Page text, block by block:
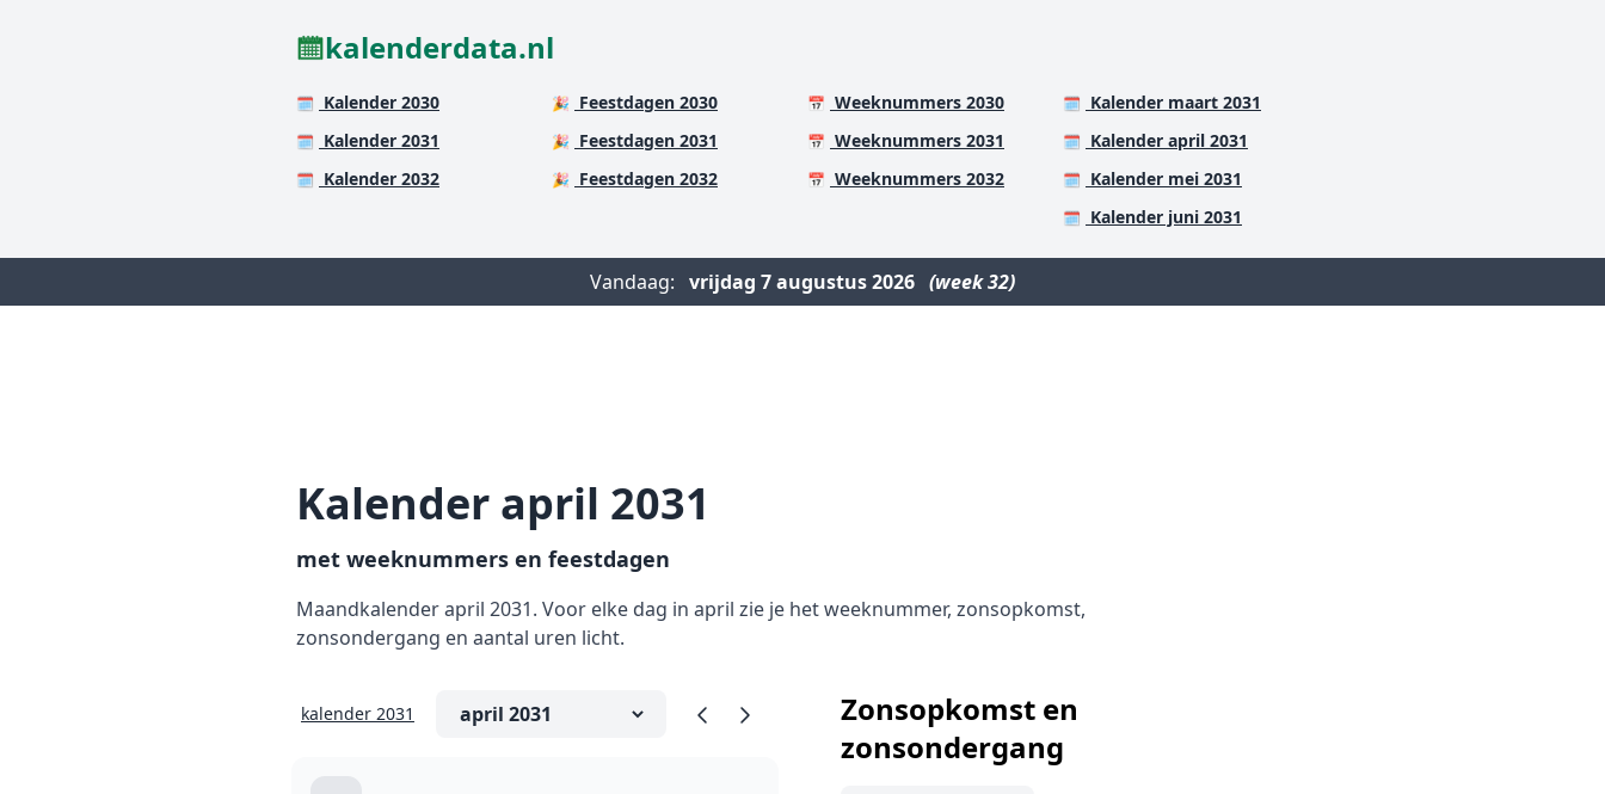
kalenderdata.nl
🗓️ Kalender 2030
🗓️ Kalender 2031
🗓️ Kalender 2032
🎉 Feestdagen 2030
🎉 Feestdagen 2031
🎉 Feestdagen 2032
📅 Weeknummers 2030
📅 Weeknummers 2031
📅 Weeknummers 2032
🗓️ Kalender maart 2031
🗓️ Kalender april 2031
🗓️ Kalender mei 2031
🗓️ Kalender juni 2031
Vandaag: vrijdag 7 augustus 2026 (week 32)
Kalender april 2031
met weeknummers en feestdagen
Maandkalender april 2031. Voor elke dag in april zie je het weeknummer, zonsopkomst,
zonsondergang en aantal uren licht.
kalender 2031
Zonsopkomst en
zonsondergang